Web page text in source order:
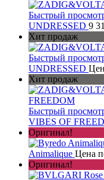
Быстрый
UNDRESSED 9
Хит продаж
Быстрый
UNDRESSED
Хит продаж
Быстрый
VIBES OF
Оригинал!
Animalique Цена
Оригинал!